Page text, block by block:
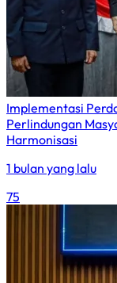
Implementasi
Perlindungan
Harmonisasi
1 bulan yang lalu
75